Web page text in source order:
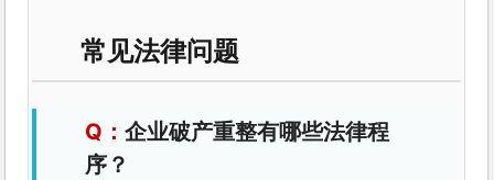
常见法律问题
企业破产重整有哪些法律程
序？